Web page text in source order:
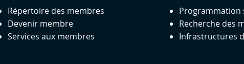
Répertoire des membres
Devenir membre
Services aux membres
Programmation
Recherche des
Infrastructures